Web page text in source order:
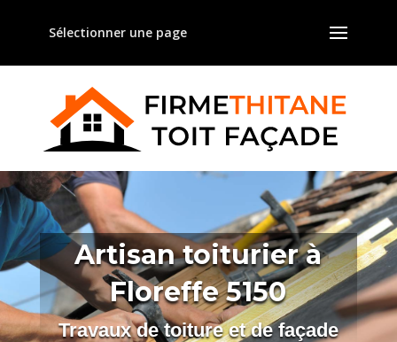
Sélectionner une page
Artisan toiturier à
Floreffe 5150
Travaux de toiture et de façade